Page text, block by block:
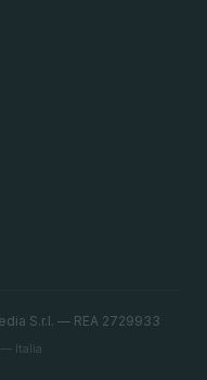
S.r.l. — REA 2729933
Italia